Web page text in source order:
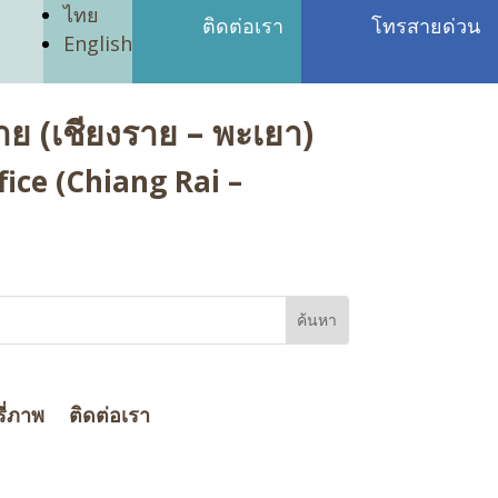
ไทย
English
ติดต่อเรา โทรสายด่วน
(เชียงราย – พะเยา)
(Chiang Rai –
ภาพ ติดต่อเรา